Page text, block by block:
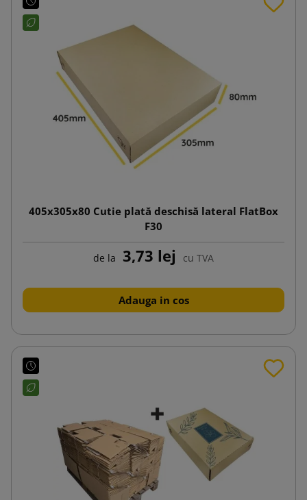
405x305x80 Cutie plată deschisă lateral FlatBox
F30
de la 3,73 lej cu TVA
Adauga in cos